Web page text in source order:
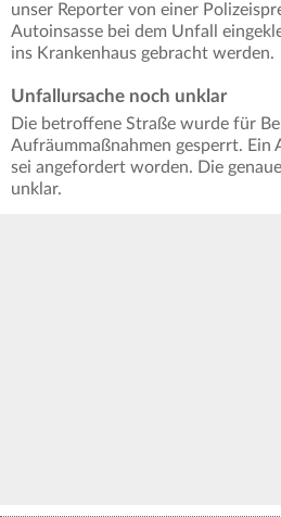
unser Reporter von einer
Autoinsasse bei dem Unfall
ins Krankenhaus gebracht werden.
Unfallursache noch unklar
Die betroffene Straße wurde für
Aufräummaßnahmen gesperrt. Ein
sei angefordert worden. Die
unklar.